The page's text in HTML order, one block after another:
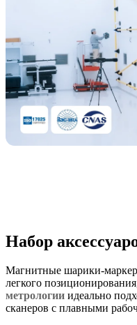
Набор
Магнитные шарики-
легкого
метрологии идеально
сканеров с плавными